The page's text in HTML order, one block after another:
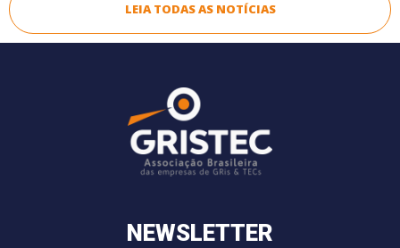
LEIA TODAS AS NOTÍCIAS
NEWSLETTER